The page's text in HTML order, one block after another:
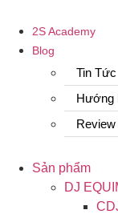
2S Academy
Blog
Tin Tức
Hướng
Sản phẩm
DJ